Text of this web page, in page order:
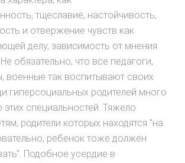
тщеславие, настойчивость,
и отвержение чувств как
делу, зависимость от мнения
обязательно, что все педагоги,
военные так воспитывают своих
гиперсоциальных родителей много
специальностей. Тяжело
родители которых находятся "на
ребенок тоже должен
Подобное усердие в